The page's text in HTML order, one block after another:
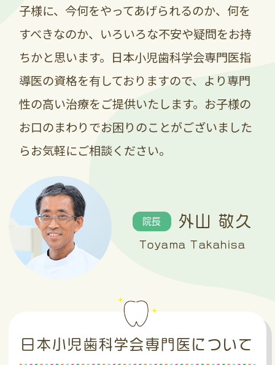
皆様にはご不便とご迷惑をおかけします
が、ご理解とご協力を賜りますようお願い
申し上げます(*- -)
対象商品：・Check-up kodomo グレー
プ ・Check-up スタンダード ミン
ト
・Check-up kodomo アップル
・Check-up kodomo ストロベ
リー ・デンタルペーストα
・Check-up gel グレープ（在
庫わずか）
・Check-up gel ピーチ（在庫
わずか）
３周年特別SALE！
木の実もまもなく３周年！
子様に、今何をやってあげられるのか、何を
すべきなのか、いろいろな不安や疑問をお持
ちかと思います。日本小児歯科学会専門医指
導医の資格を有しておりますので、より専門
性の高い治療をご提供いたします。お子様の
お口のまわりでお困りのことがございました
らお気軽にご相談ください。
院長 外山 敬久
Toyama Takahisa
日本小児歯科学会専門医について